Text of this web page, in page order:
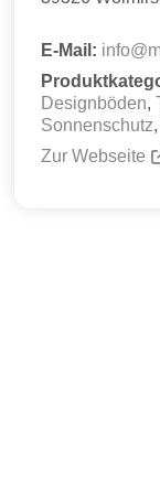
E-Mail: info@
Designböden,
Sonnenschutz,
Zur Webseite